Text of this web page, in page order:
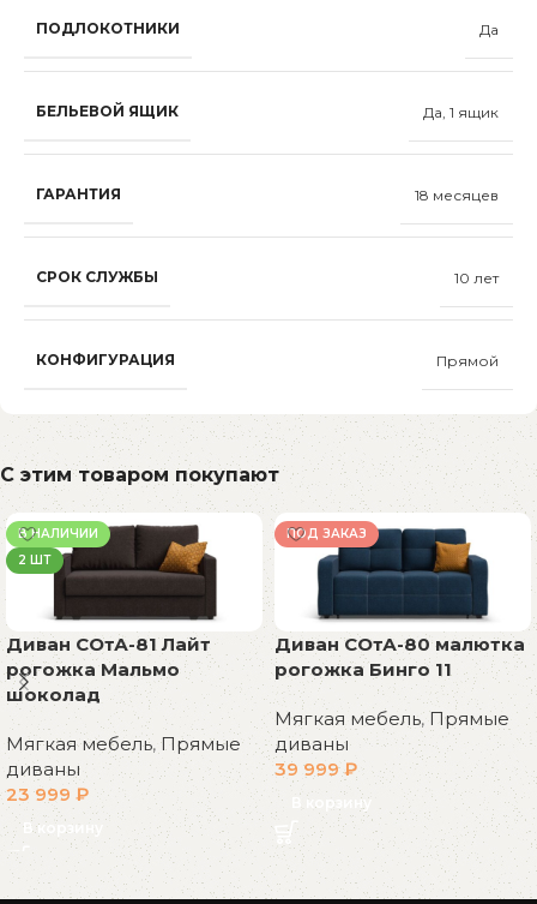
ПОДЛОКОТНИКИ Да
БЕЛЬЕВОЙ ЯЩИК Да, 1 ящик
ГАРАНТИЯ 18 месяцев
СРОК СЛУЖБЫ 10 лет
КОНФИГУРАЦИЯ Прямой
С этим товаром покупают
В НАЛИЧИИ
2 ШТ
Диван СОтА-81 Лайт
рогожка Мальмо
шоколад
Мягкая мебель, Прямые
диваны
23 999 ₽
В корзину
ПОД ЗАКАЗ
Диван СОтА-80 малютка
рогожка Бинго 11
Мягкая мебель, Прямые
диваны
39 999₽
В корзину
Read More